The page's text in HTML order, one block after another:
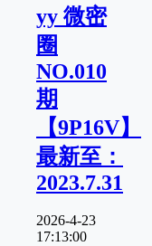
yy 微密
圈
NO.010
期
【9P16V】
最新至：
2023.7.31
2026-4-23
17:13:00